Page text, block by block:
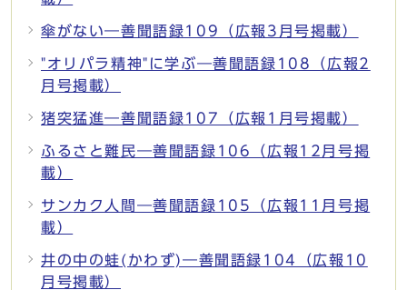
傘がない―善聞語録109（広報3月号掲載）
"オリパラ精神"に学ぶ―善聞語録108（広報2
月号掲載）
猪突猛進―善聞語録107（広報1月号掲載）
ふるさと難民―善聞語録106（広報12月号掲
載）
サンカク人間―善聞語録105（広報11月号掲
載）
井の中の蛙(かわず)―善聞語録104（広報10
月号掲載）